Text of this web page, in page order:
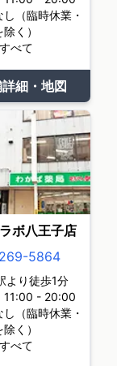
（臨時休業・
く）
べて
細・地図
ボ八王子店
5864
より徒歩1分
11:00 - 20:00
（臨時休業・
く）
べて